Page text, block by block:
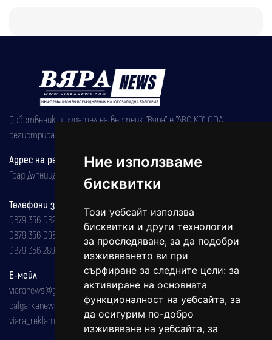
Ние използваме
бисквитки
Този уебсайт използва
бисквитки и други технологии
за проследяване, за да подобри
изживяването ви при
сърфиране за следните цели: за
активиране на основната
функционалност на уебсайта, за
да осигурим по-добро
изживяване на уебсайта, за
Собственик и издател на вестник "Вяра" е "АВС КО" ООД,
регистрирана на 08.05.2002 година.
Адрес на редакцията
Град Дупница, ул.''Христо Ботев" 43
Телефони за реклама и абонаменти
0879 356 082
0879 356 098
0879 356 289
Е-мейл
viaranews@gmail.com
balgarkanews@gmail.com
viara_reklama@mail.bg